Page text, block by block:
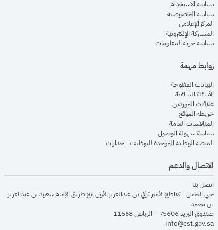
سياسة الاستخدام
سياسة الخصوصيةopens in new window
المركز الإعلاميopens in new window
المشاركة الإلكترونيةopens in new window
سياسة حرية المعلوماتopens in new window
روابط مهمة
البيانات المفتوحةopens in new window
الأسئلة الشائعةopens in new window
علاقات الموردينopens in new window
خريطة الموقعopens in new window
المنافسات العامةopens in new window
سياسة سهولة الوصولopens in new window
المنصة الوطنية الموحدة للتوظيف - جداراتopens in new window
الاتصال والدعم
اتصل بنا
حي النخيل - تقاطع الأمير تركي بن عبدالعزيز الأول مع طريق الإمام سعود بن عبدالعزيز
بن محمد
صندوق البريد 75606 – الرياض 11588
info@cst.gov.sa